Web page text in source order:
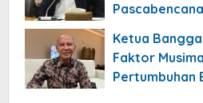
Ketua
Faktor
Pertumbuhan